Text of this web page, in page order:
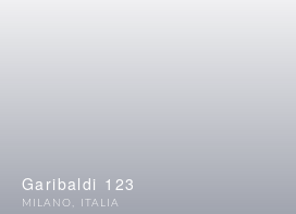
Garibaldi 123
MILANO , ITALIA